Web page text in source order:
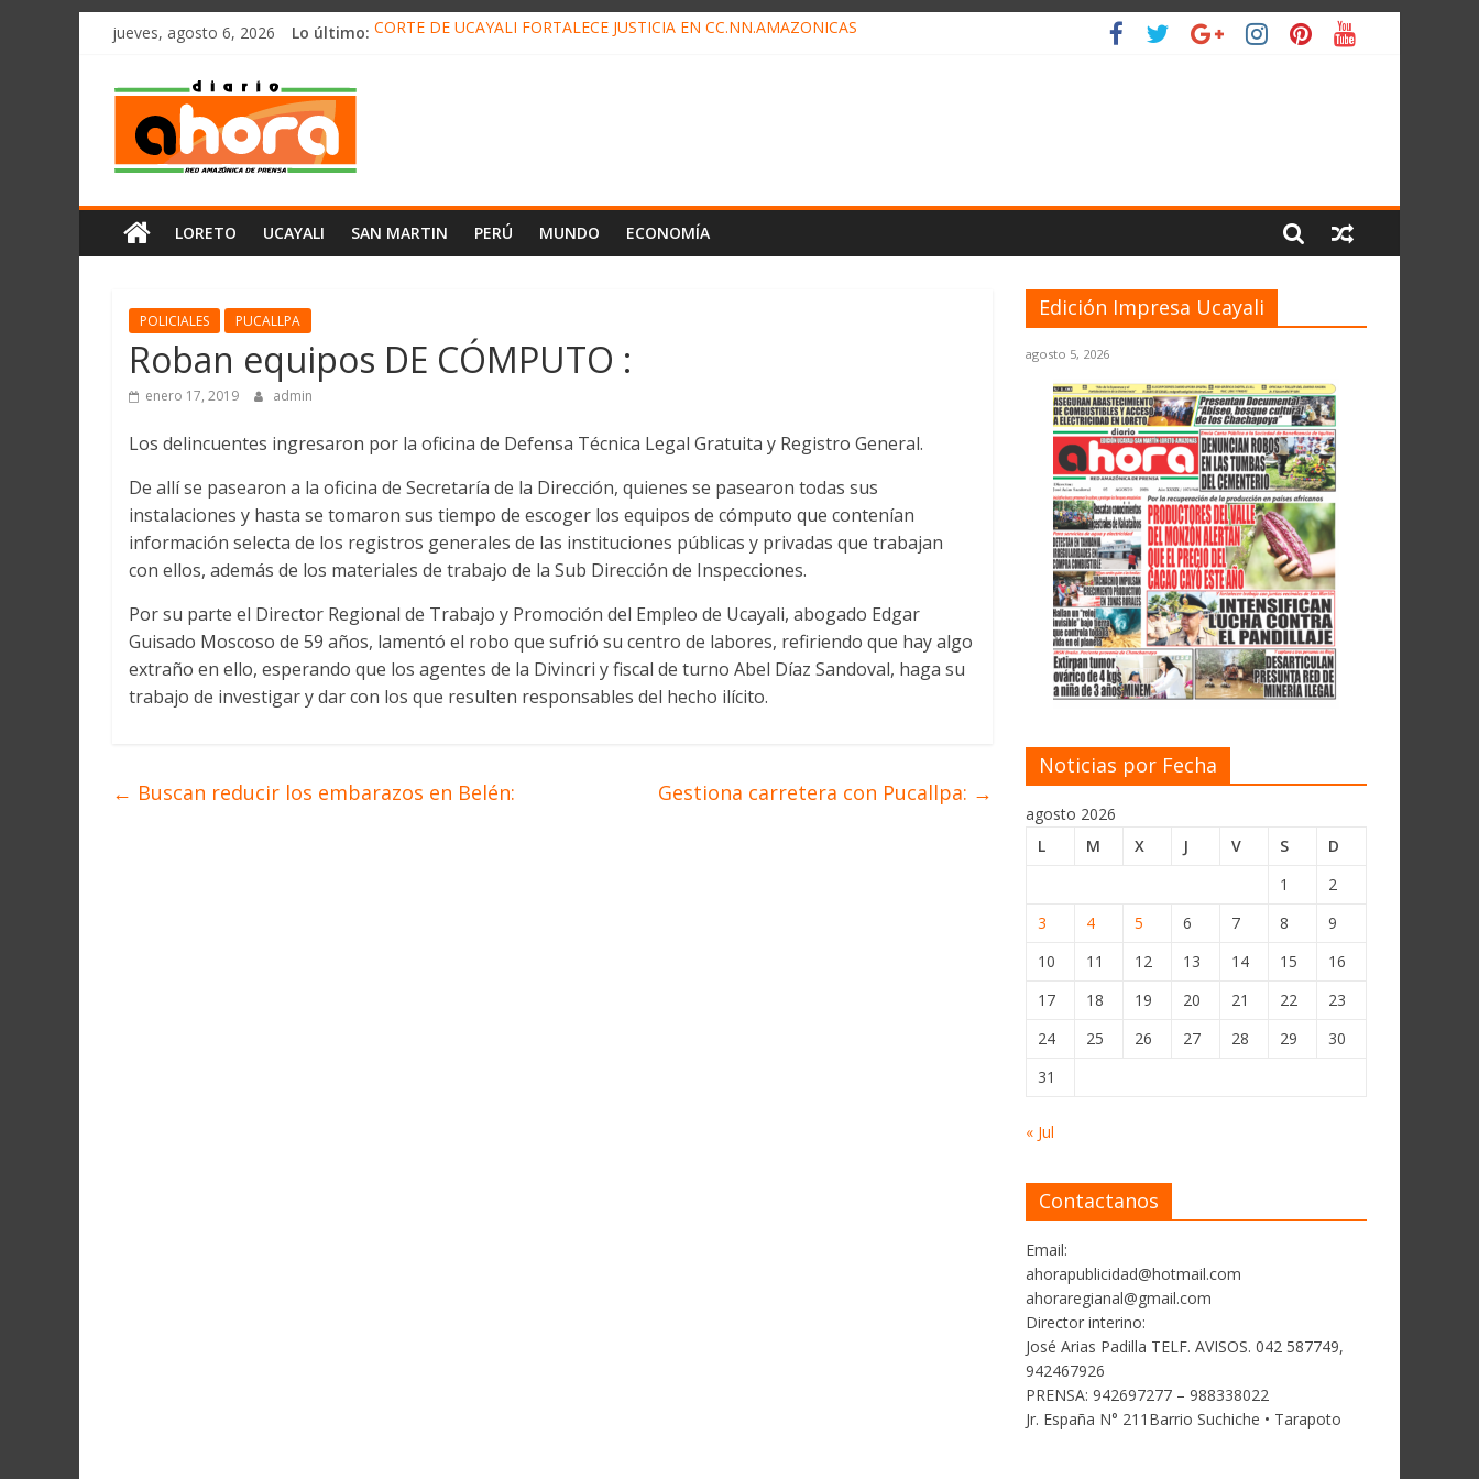
олимп казино
Saltarjueves, agosto 6, 2026 Lo último: CORTE DE UCAYALI FORTALECE JUSTICIA EN CC.NN.AMAZÓNICAS
Diario
Ahora
Cadena
Amazónica
de
Noticias
del
Perú,
Mundo
Ucayali,
Martín
Loreto
LORETO UCAYALI SAN MARTIN PERÚ MUNDO ECONOMÍA
POLICIALES PUCALLPA
Roban equipos DE CÓMPUTO :
enero 17, 2019 admin
Los delincuentes ingresaron por la oficina de Defensa Técnica Legal Gratuita y Registro General.
De allí se pasearon a la oficina de Secretaría de la Dirección, quienes se pasearon todas sus
instalaciones y hasta se tomaron sus tiempo de escoger los equipos de cómputo que contenían
información selecta de los registros generales de las instituciones públicas y privadas que trabajan
con ellos, además de los materiales de trabajo de la Sub Dirección de Inspecciones.
Por su parte el Director Regional de Trabajo y Promoción del Empleo de Ucayali, abogado Edgar
Guisado Moscoso de 59 años, lamentó el robo que sufrió su centro de labores, refiriendo que hay algo
extraño en ello, esperando que los agentes de la Divincri y fiscal de turno Abel Díaz Sandoval, haga su
trabajo de investigar y dar con los que resulten responsables del hecho ilícito.
← Buscan reducir los embarazos en Belén: Gestiona carretera con Pucallpa: →
Edición Impresa Ucayali
agosto 5, 2026
Noticias por Fecha
agosto 2026
L
M X J V S
D
1
2
3
4 5 6 7 8
9
10
11 12 13 14 15
16
17
18 19 20 21 22
23
24
25 26 27 28 29
30
31
« Jul
Contactanos
Email:
ahorapublicidad@hotmail.com
ahoraregianal@gmail.com
Director interino:
José Arias Padilla TELF. AVISOS. 042 587749,
942467926
PRENSA: 942697277 – 988338022
Jr. España N° 211Barrio Suchiche • Tarapoto